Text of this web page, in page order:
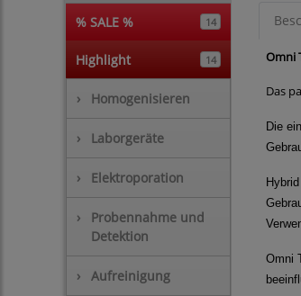
% SALE % 14
Highlight 14
› Homogenisieren
› Laborgeräte
› Elektroporation
›
Probennahme und
Detektion
› Aufreinigung
Omni
Das
Die
Omni